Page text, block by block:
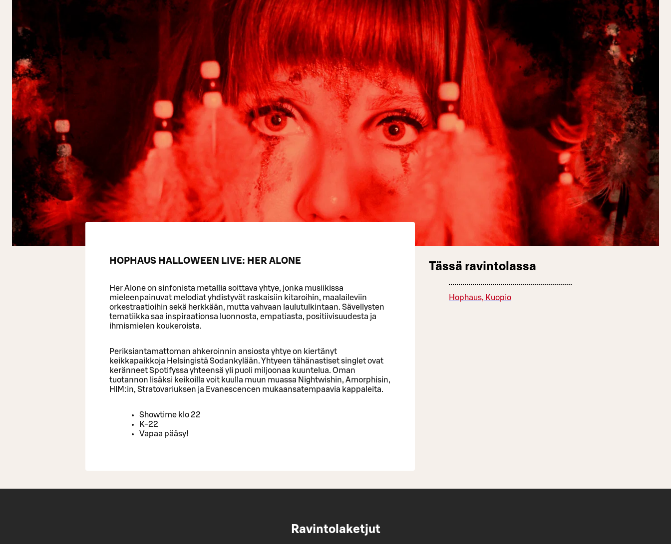
HOPHAUS HALLOWEEN LIVE: HER ALONE
Her Alone on sinfonista metallia soittava yhtye, jonka musiikissa
mieleenpainuvat melodiat yhdistyvät raskaisiin kitaroihin, maalaileviin
orkestraatioihin sekä herkkään, mutta vahvaan laulutulkintaan. Sävellysten
tematiikka saa inspiraationsa luonnosta, empatiasta, positiivisuudesta ja
ihmismielen koukeroista.
Periksiantamattoman ahkeroinnin ansiosta yhtye on kiertänyt
keikkapaikkoja Helsingistä Sodankylään. Yhtyeen tähänastiset singlet ovat
keränneet Spotifyssa yhteensä yli puoli miljoonaa kuuntelua. Oman
tuotannon lisäksi keikoilla voit kuulla muun muassa Nightwishin, Amorphisin,
HIM:in, Stratovariuksen ja Evanescencen mukaansatempaavia kappaleita.
Showtime klo 22
K-22
Vapaa pääsy!
Tässä ravintolassa
Hophaus, Kuopio
Ravintolaketjut